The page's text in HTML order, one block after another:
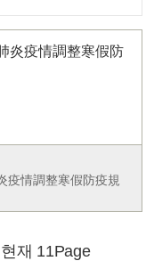
炎疫情調整寒假防
疫情調整寒假防疫規
재 11Page